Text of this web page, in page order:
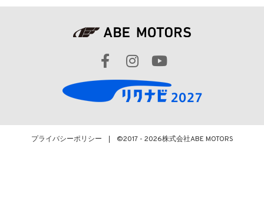
プライバシーポリシー ©2017 - 2026株式会社ABE MOTORS